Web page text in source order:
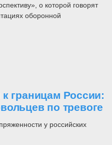
о которой говорят
оборонной
границам России:
по тревоге
у российских